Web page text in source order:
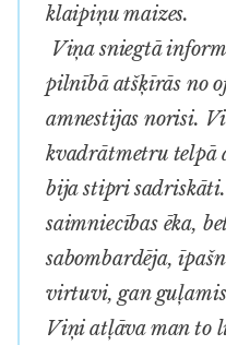
klaipiņu maizes.
Viņa sniegtā
pilnībā atšķīrās no
amnestijas norisi.
kvadrātmetru telpā
bija stipri
saimniecības ēka,
sabombardēja,
virtuvi, gan
Viņi atļāva man to